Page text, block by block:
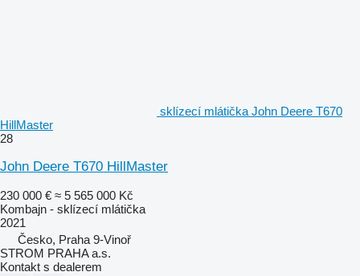
sklízecí mlátička John Deere T670
HillMaster
28
John Deere T670 HillMaster
230 000 € ≈ 5 565 000 Kč
Kombajn - sklízecí mlátička
2021
Česko, Praha 9-Vinoř
STROM PRAHA a.s.
Kontakt s dealerem